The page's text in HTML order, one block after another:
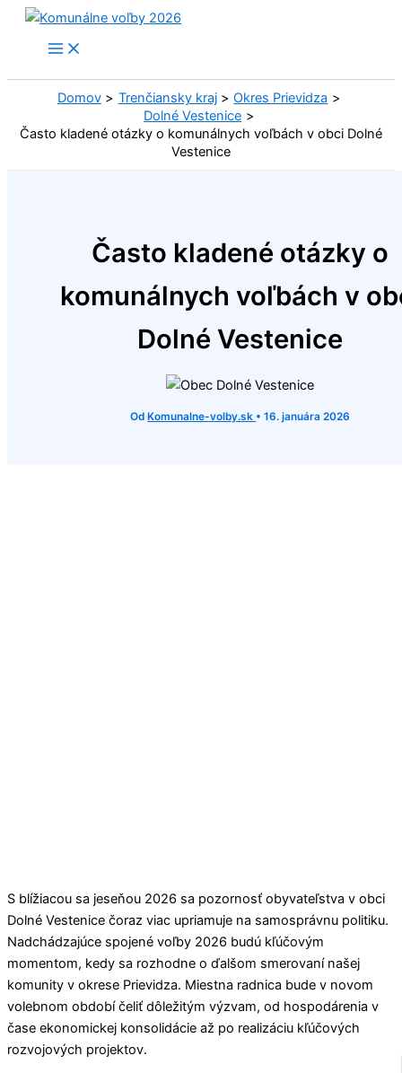
Preskočiť
Domov Trenčiansky kraj
Okres Prievidza
Dolné Vestenice
Často kladené otázky o komunálnych voľbách v obci Dolné
Vestenice
Často kladené otázky o
komunálnych voľbách v
Dolné Vestenice
Od Komunalne-volby.sk •16. januára 2026
S blížiacou sa jeseňou 2026 sa pozornosť obyvateľstva v obci
Dolné Vestenice čoraz viac upriamuje na samosprávnu politiku.
Nadchádzajúce spojené voľby 2026 budú kľúčovým
momentom, kedy sa rozhodne o ďalšom smerovaní našej
komunity v okrese Prievidza. Miestna radnica bude v novom
volebnom období čeliť dôležitým výzvam, od hospodárenia v
čase ekonomickej konsolidácie až po realizáciu kľúčových
rozvojových projektov.